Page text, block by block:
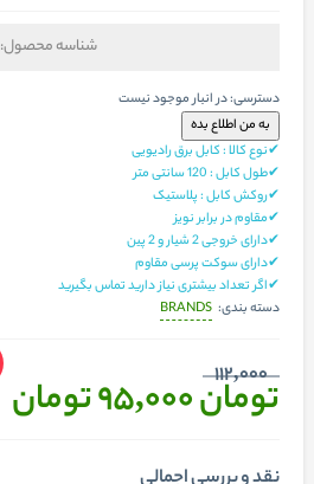
شناسه محصول:
دسترسی:در انبار موجود نیست
✔نوع کالا : کابل برق رادیویی
✔طول کابل : 120 سانتی متر
✔روکش کابل : پلاستيک
✔مقاوم در برابر نویز
✔دارای خروجی 2 شیار و 2 پین
✔دارای سوکت پرسی مقاوم
✔اگر تعداد بیشتری نیاز دارید تماس بگیرید
دسته بندی: BRANDS
112,000
تومان 95,000 تومان